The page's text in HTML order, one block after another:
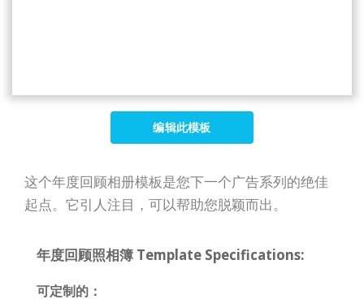
编辑此模板
这个年度回顾相册模板是您下一个广告系列的绝佳
起点。它引人注目，可以帮助您脱颖而出。
年度回顾照相簿 Template Specifications:
可定制的：